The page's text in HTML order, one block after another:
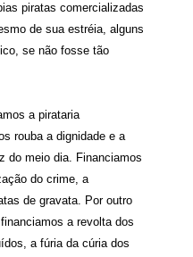
piratas comercializadas
de sua estréia, alguns
se não fosse tão
a pirataria
rouba a dignidade e a
do meio dia. Financiamos
do crime, a
de gravata. Por outro
a revolta dos
a fúria da cúria dos